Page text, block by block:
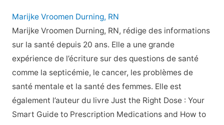
Marijke Vroomen Durning, RN
Marijke Vroomen Durning, RN, rédige des informations
sur la santé depuis 20 ans. Elle a une grande
expérience de l’écriture sur des questions de santé
comme la septicémie, le cancer, les problèmes de
santé mentale et la santé des femmes. Elle est
également l’auteur du livre Just the Right Dose : Your
Smart Guide to Prescription Medications and How to